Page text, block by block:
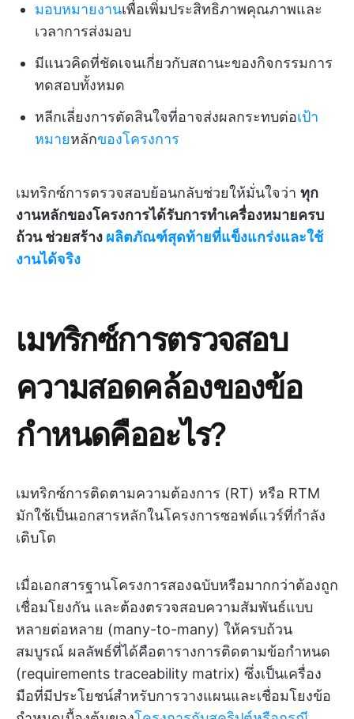
มอบหมายงานเพื่อเพิ่มประสิทธิภาพคุณภาพและ
เวลาการส่งมอบ
มีแนวคิดที่ชัดเจนเกี่ยวกับสถานะของกิจกรรมการ
ทดสอบทั้งหมด
หลีกเลี่ยงการตัดสินใจที่อาจส่งผลกระทบต่อเป้า
หมายหลักของโครงการ
เมทริกซ์การตรวจสอบย้อนกลับช่วยให้มั่นใจว่า ทุก
งานหลักของโครงการได้รับการทำเครื่องหมายครบ
ถ้วน ช่วยสร้าง ผลิตภัณฑ์สุดท้ายที่แข็งแกร่งและใช้
งานได้จริง
เมทริกซ์การตรวจสอบ
ความสอดคล้องของข้อ
กำหนดคืออะไร?
เมทริกซ์การติดตามความต้องการ (RT) หรือ RTM
มักใช้เป็นเอกสารหลักในโครงการซอฟต์แวร์ที่กำลัง
เติบโต
เมื่อเอกสารฐานโครงการสองฉบับหรือมากกว่าต้องถูก
เชื่อมโยงกัน และต้องตรวจสอบความสัมพันธ์แบบ
หลายต่อหลาย (many-to-many) ให้ครบถ้วน
สมบูรณ์ ผลลัพธ์ที่ได้คือตารางการติดตามข้อกำหนด
(requirements traceability matrix) ซึ่งเป็นเครื่อง
มือที่มีประโยชน์สำหรับการวางแผนและเชื่อมโยงข้อ